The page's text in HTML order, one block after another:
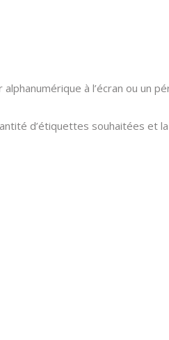
à l’écran ou un
d’étiquettes souhaitées et